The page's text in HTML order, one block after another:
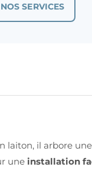
SERVICES
laiton, il arbore
une installation